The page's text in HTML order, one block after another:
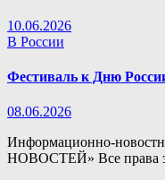
10.06.2026
В России
Фестиваль к Дню
08.06.2026
Информационно-
НОВОСТЕЙ» Все права